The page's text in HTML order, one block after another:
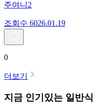
주여니2
조회수 6026.01.19
0
더보기
지금 인기있는 일반식